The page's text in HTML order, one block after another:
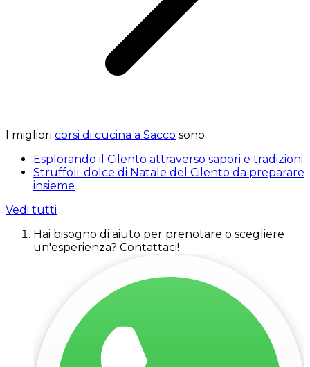
I migliori corsi di cucina a Sacco sono:
Esplorando il Cilento attraverso sapori e tradizioni
Struffoli: dolce di Natale del Cilento da preparare
insieme
Vedi tutti
Hai bisogno di aiuto per prenotare o scegliere
un'esperienza? Contattaci!